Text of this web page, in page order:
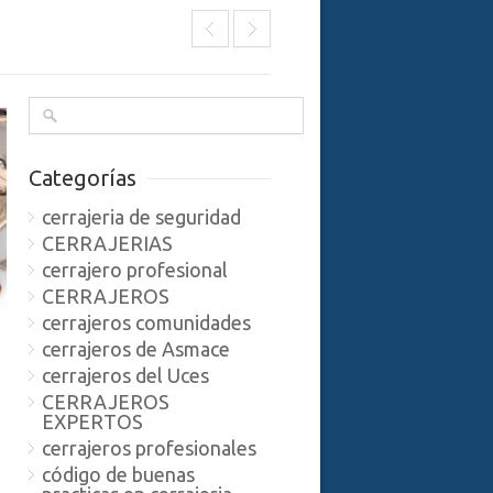
Categorías
cerrajeria de seguridad
CERRAJERIAS
cerrajero profesional
CERRAJEROS
cerrajeros comunidades
cerrajeros de Asmace
cerrajeros del Uces
CERRAJEROS
EXPERTOS
cerrajeros profesionales
código de buenas